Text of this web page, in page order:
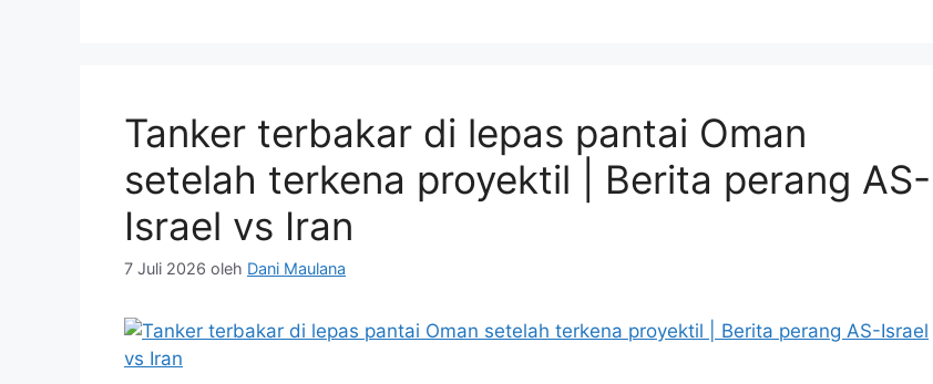
Tanker terbakar di lepas pantai Oman
setelah terkena proyektil | Berita perang AS-
Israel vs Iran
7 Juli 2026 oleh Dani Maulana